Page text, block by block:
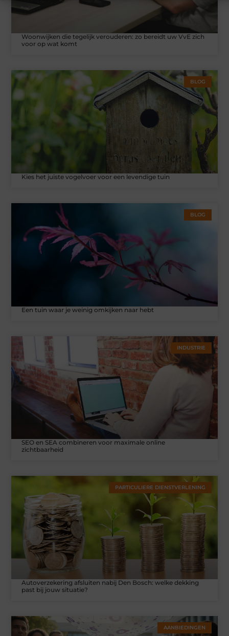
Woonwijken die tegelijk verouderen: zo bereidt uw VvE zich
voor op wat komt
BLOG
Kies het juiste vogelvoer voor een levendige tuin
BLOG
Een tuin waar je weinig omkijken naar hebt
INDUSTRIE
SEO en SEA combineren voor maximale online
zichtbaarheid
PARTICULIERE DIENSTVERLENING
Autoverzekering afsluiten nabij Den Bosch: welke dekking
past bij jouw situatie?
AANBIEDINGEN